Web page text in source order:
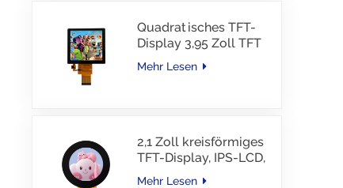
Quadratisches TFT-
Display 3,95 Zoll TFT
LCD 480*480 40PINS
RGB-Schnittstelle
Mehr Lesen
2,1 Zoll kreisförmiges
TFT-Display, IPS-LCD,
RGB-Schnittstelle
Mehr Lesen